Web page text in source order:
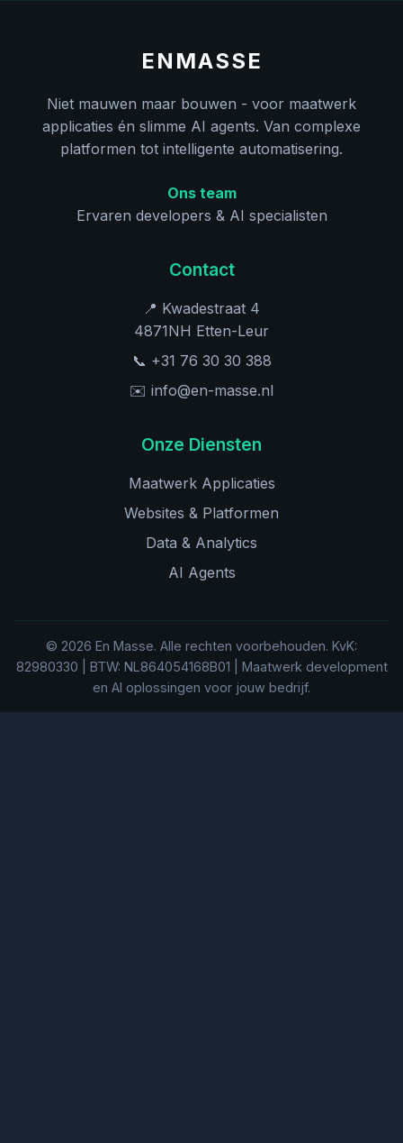
ENMASSE
Niet mauwen maar bouwen - voor maatwerk
applicaties én slimme AI agents. Van complexe
platformen tot intelligente automatisering.
Ons team
Ervaren developers & AI specialisten
Contact
📍 Kwadestraat 4
4871NH Etten-Leur
📞 +31 76 30 30 388
✉️ info@en-masse.nl
Onze Diensten
Maatwerk Applicaties
Websites & Platformen
Data & Analytics
AI Agents
© 2026 En Masse. Alle rechten voorbehouden. KvK:
82980330 | BTW: NL864054168B01 | Maatwerk development
en AI oplossingen voor jouw bedrijf.